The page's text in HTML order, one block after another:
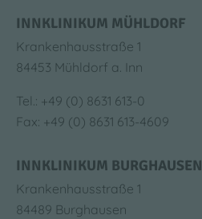
INNKLINIKUM MÜHLDORF
Krankenhausstraße 1
84453 Mühldorf a. Inn
Tel.: +49 (0) 8631 613-0
Fax: +49 (0) 8631 613-4609
INNKLINIKUM BURGHAUSEN
Krankenhausstraße 1
84489 Burghausen